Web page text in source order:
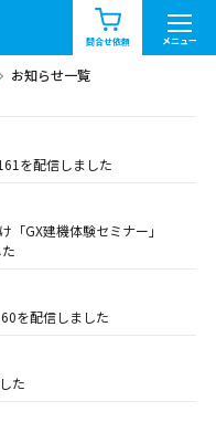
問合せ依頼 メニュー
お知らせ一覧
お問合せ
中国・四国
お知らせ一覧
を配信しました
「GX建機体験セミナー」
を配信しました
た